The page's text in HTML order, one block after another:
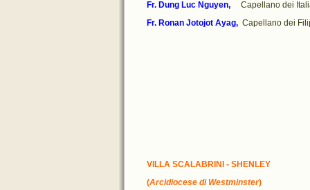
Fr. Dung Luc Nguyen,
Capellano dei
Fr. Ronan Jotojot Ayag, Capellano
VILLA SCALABRINI - SHENLEY
(Arcidiocese di Westminster)